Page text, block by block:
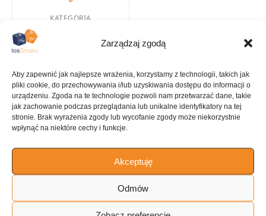
Zarządzaj zgodą
Aby zapewnić jak najlepsze wrażenia, korzystamy z technologii, takich jak
pliki cookie, do przechowywania i/lub uzyskiwania dostępu do informacji o
urządzeniu. Zgoda na te technologie pozwoli nam przetwarzać dane, takie
jak zachowanie podczas przeglądania lub unikalne identyfikatory na tej
stronie. Brak wyrażenia zgody lub wycofanie zgody może niekorzystnie
wpłynąć na niektóre cechy i funkcje.
Akceptuję
Odmów
KATEGORIA
KUCHNIA
Desery
ILOŚĆ PORCJI
~8 porcji